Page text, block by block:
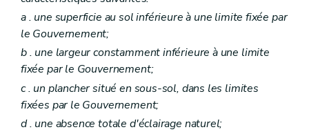
Art. 144
Art. 145
Sous-section 3
Art. 146
Art. 147
Sous-section 4
(Du conseil d'administration et des autres organes de gestion – Décret du 30 mars 2006, art. 8
Art. 148
Art. 148bis
Art. 148ter
a. une superficie au sol inférieure à une limite fixée par
le Gouvernement;
b. une largeur constamment inférieure à une limite
fixée par le Gouvernement;
c. un plancher situé en sous-sol, dans les limites
fixées par le Gouvernement;
d. une absence totale d'éclairage naturel;